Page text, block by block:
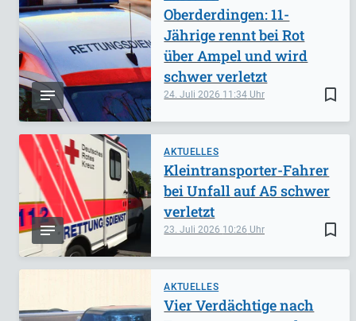
bookmark_border
24. Juli 2026 11:34
Oberderdingen: 11-
Jährige rennt bei Rot
über Ampel und wird
schwer verletzt
AKTUELLES
bookmark_border
23. Juli 2026 10:26
Kleintransporter-Fahrer
bei Unfall auf A5 schwer
verletzt
AKTUELLES
Vier Verdächtige nach